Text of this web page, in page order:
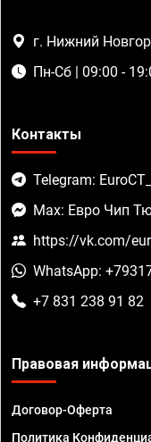
г. Нижний
Пн-Сб | 09:00 -
Контакты
Telegram:
Max: Евро Чип
https://vk.com/
WhatsApp:
+7 831 238 91 82
Правовая
Договор-Оферта
Политика